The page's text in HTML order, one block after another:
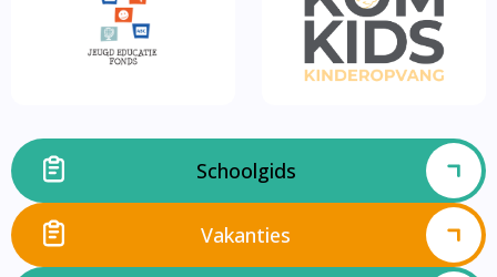
Schoolgids
Vakanties